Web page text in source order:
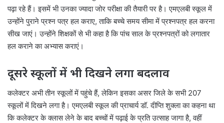
पढ़ा रहे हैं। इसमें भी उनका ज्यादा जोर परीक्षा की तैयारी पर है। एमएलबी स्कूल में
उन्होंने पुराने प्रश्न पत्र हल कराए, ताकि बच्चे समय सीमा में प्रश्नपत्र हल करना
सीख जाएं। उन्होंने शिक्षकों से भी कहा है कि पांच साल के प्रश्नपत्रों को लगातार
हल कराने का अभ्यास कराएं।
दूसरे स्कूलों में भी दिखने लगा बदलाव
कलेक्टर अभी तीन स्कूलों में पहुंचे हैं, लेकिन इसका असर जिले के सभी 207
स्कूलों में दिखने लगा है। एमएलबी स्कूल की प्राचार्य डॉ. दीप्ति शुक्ला का कहना था
कि कलेक्टर के क्लास लेने के बाद बच्चों में पढ़ाई के प्रति उत्साह जागा है, वहीं